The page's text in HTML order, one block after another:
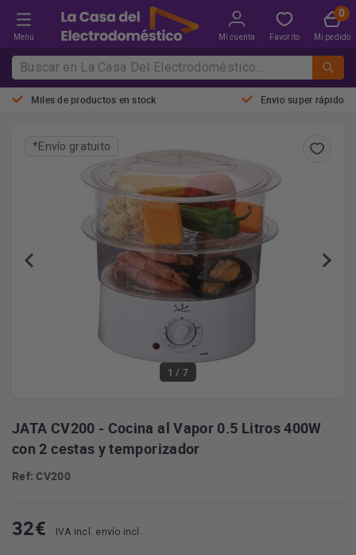
Menú Mi cuenta Favorito Mi pedido
Miles de productos en stock Envio super rápido
1 / 7
*Envío gratuito
JATA CV200 - Cocina al Vapor 0.5 Litros 400W
con 2 cestas y temporizador
Ref: CV200
32€ IVA incl. envío incl.